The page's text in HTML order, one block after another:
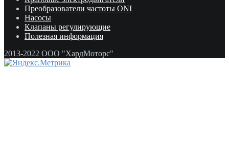
Преобразователи частоты ONI
Насосы
Клапаны регулирующие
Полезная информация
2013-2022 ООО "ХардМоторс"